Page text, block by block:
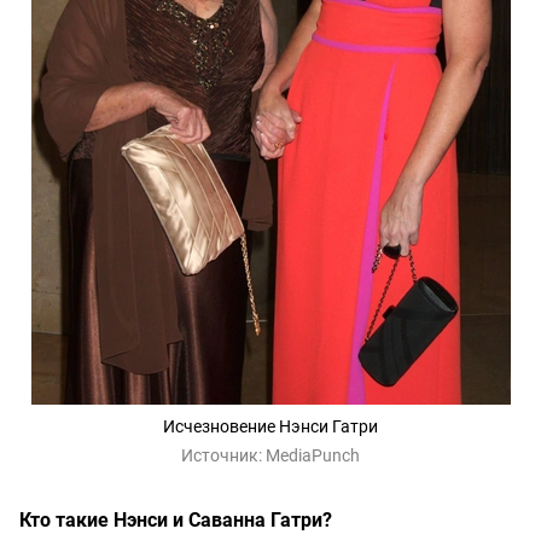
Исчезновение Нэнси Гатри
Источник: MediaPunch
Кто такие Нэнси и Саванна Гатри?